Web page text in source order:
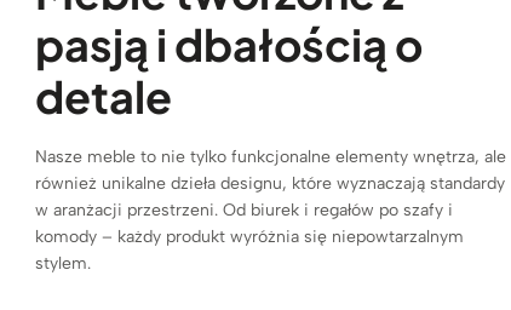
pasją i dbałością o
detale
Nasze meble to nie tylko funkcjonalne elementy wnętrza, ale
również unikalne dzieła designu, które wyznaczają standardy
w aranżacji przestrzeni. Od biurek i regałów po szafy i
komody – każdy produkt wyróżnia się niepowtarzalnym
stylem.